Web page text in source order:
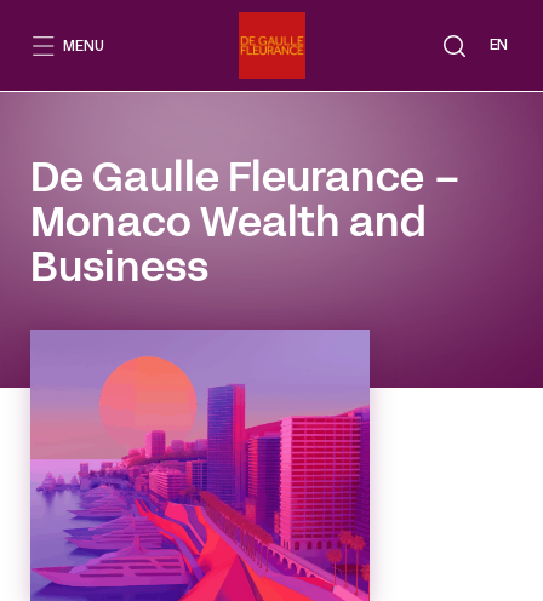
EN
MENU
De Gaulle Fleurance –
Monaco Wealth and
Business